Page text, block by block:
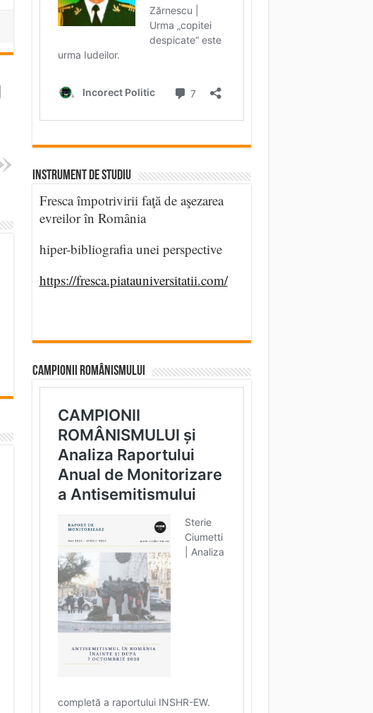
INSTRUMENT DE STUDIU
Fresca împotrivirii faţă de aşezarea
evreilor în România
hiper-bibliografia unei perspective
https://fresca.piatauniversitatii.com/
CAMPIONII ROMÂNISMULUI